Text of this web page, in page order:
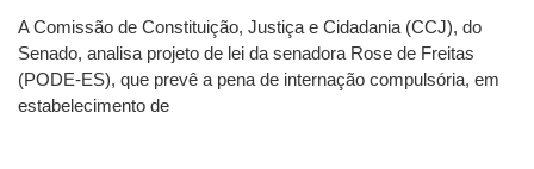
A Comissão de Constituição, Justiça e Cidadania (CCJ), do
Senado, analisa projeto de lei da senadora Rose de Freitas
(PODE-ES), que prevê a pena de internação compulsória, em
estabelecimento de